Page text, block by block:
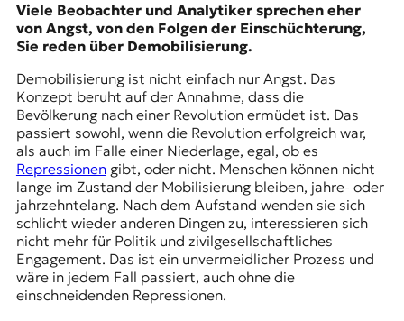
Viele Beobachter und Analytiker sprechen eher
von Angst, von den Folgen der Einschüchterung,
Sie reden über Demobilisierung.
Demobilisierung ist nicht einfach nur Angst. Das
Konzept beruht auf der Annahme, dass die
Bevölkerung nach einer Revolution ermüdet ist. Das
passiert sowohl, wenn die Revolution erfolgreich war,
als auch im Falle einer Niederlage, egal, ob es
Repressionengibt, oder nicht. Menschen können nicht
lange im Zustand der Mobilisierung bleiben, jahre- oder
jahrzehntelang. Nach dem Aufstand wenden sie sich
schlicht wieder anderen Dingen zu, interessieren sich
nicht mehr für Politik und zivilgesellschaftliches
Engagement. Das ist ein unvermeidlicher Prozess und
wäre in jedem Fall passiert, auch ohne die
einschneidenden Repressionen.